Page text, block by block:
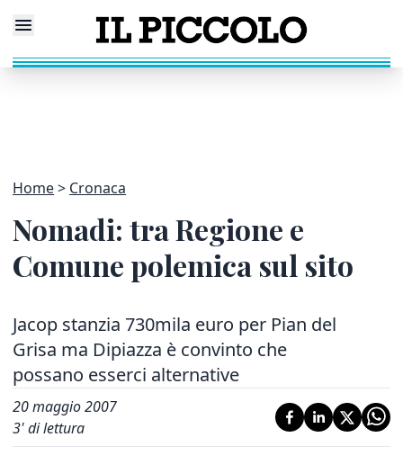
Home Cronaca
Nomadi: tra Regione e
Comune polemica sul sito
Jacop stanzia 730mila euro per Pian del
Grisa ma Dipiazza è convinto che
possano esserci alternative
20 maggio 2007
3' di lettura